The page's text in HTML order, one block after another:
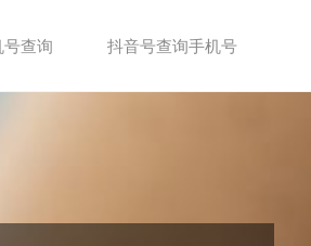
查询 抖音号查询手机号